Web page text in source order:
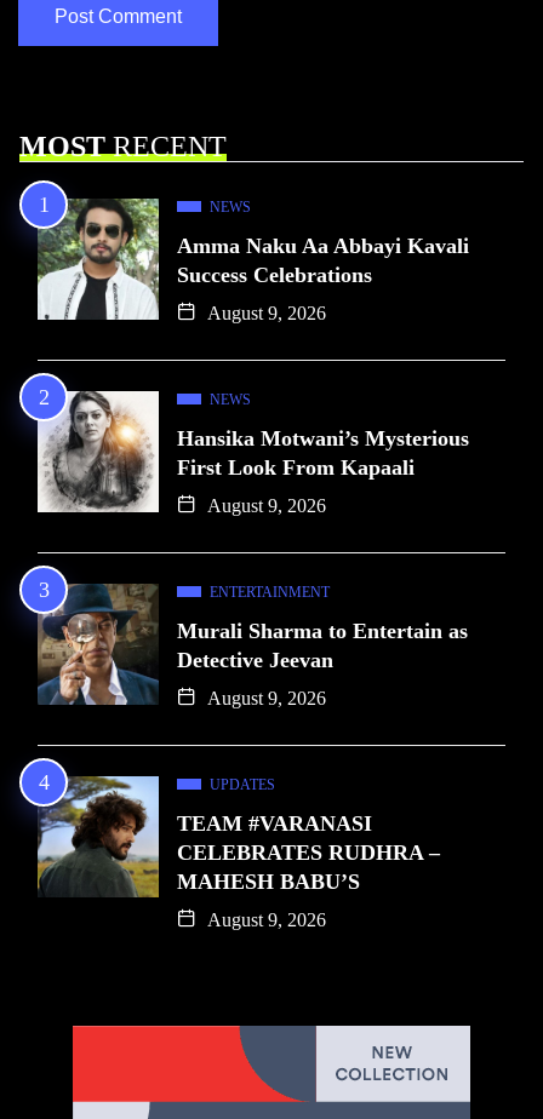
MOSTRECENT
NEWS
Amma Naku Aa Abbayi Kavali
Success Celebrations
August 9, 2026
NEWS
Hansika Motwani’s Mysterious
First Look From Kapaali
August 9, 2026
ENTERTAINMENT
Murali Sharma to Entertain as
Detective Jeevan
August 9, 2026
UPDATES
TEAM #VARANASI
CELEBRATES RUDHRA –
MAHESH BABU’S
August 9, 2026